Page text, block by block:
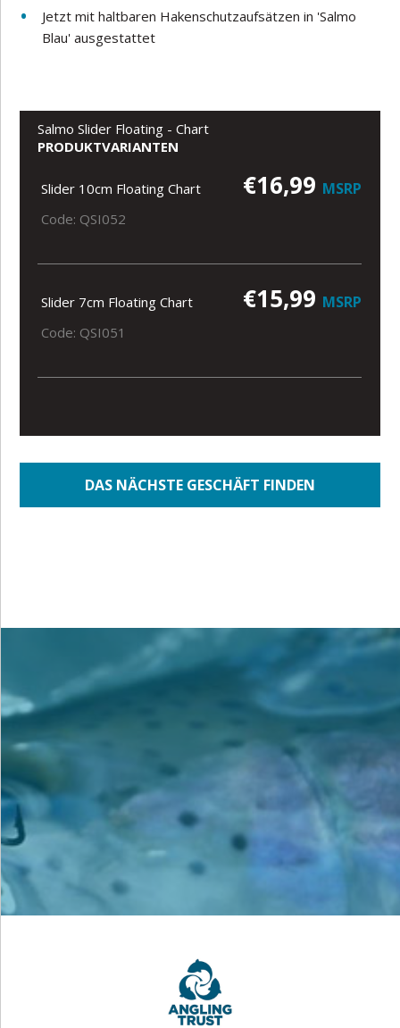
Jetzt mit haltbaren Hakenschutzaufsätzen in 'Salmo
Blau' ausgestattet
Salmo Slider Floating - Chart
PRODUKTVARIANTEN
Slider 10cm Floating Chart €16,99 MSRP
Code: QSI052
Slider 7cm Floating Chart €15,99 MSRP
Code: QSI051
DAS NÄCHSTE GESCHÄFT FINDEN